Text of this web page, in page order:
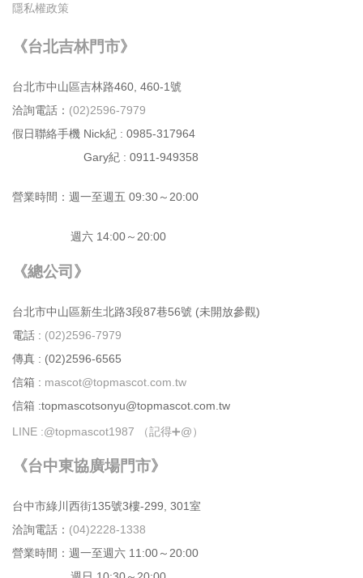
隱私權政策
《台北吉林門市》
台北市中⼭區吉林路460, 460-1號
洽詢電話： (02)2596-7979
假日聯絡手機 Nick紀 : 0985-317964
Gary紀 : 0911-949358
營業時間：週⼀⾄週五 09:30～20:00
週六 14:00～20:00
《總公司》
台北市中⼭區新⽣北路3段87巷56號 (未開放參觀)
電話 : (02)2596-7979
傳真 : (02)2596-6565
信箱 : mascot@topmascot.com.tw
信箱 :topmascotsonyu@topmascot.com.tw
LINE :@topmascot1987 （記得➕@）
《台中東協廣場門市》
台中市綠川⻄街135號3樓-299, 301室
洽詢電話： (04)2228-1338
營業時間：週⼀⾄週六 11:00～20:00